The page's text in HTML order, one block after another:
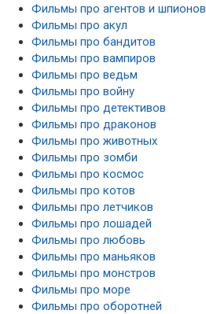
Фильмы про агентов и шпионов
Фильмы про акул
Фильмы про бандитов
Фильмы про вампиров
Фильмы про ведьм
Фильмы про войну
Фильмы про детективов
Фильмы про драконов
Фильмы про животных
Фильмы про зомби
Фильмы про космос
Фильмы про котов
Фильмы про летчиков
Фильмы про лошадей
Фильмы про любовь
Фильмы про маньяков
Фильмы про монстров
Фильмы про море
Фильмы про оборотней